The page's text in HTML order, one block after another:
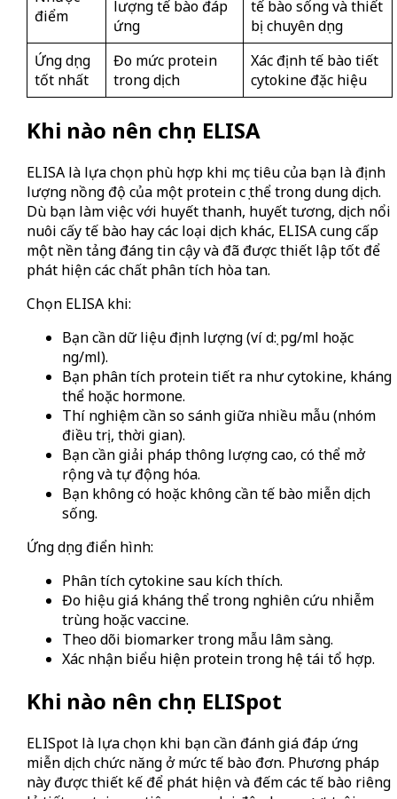
điểm
lượng tế bào đáp
ứng
tế bào sống và thiết
bị chuyên dụng
Ứng dụng
tốt nhất
Đo mức protein
trong dịch
Xác định tế bào tiết
cytokine đặc hiệu
Khi nào nên chọn ELISA
ELISA là lựa chọn phù hợp khi mục tiêu của bạn là định
lượng nồng độ của một protein cụ thể trong dung dịch.
Dù bạn làm việc với huyết thanh, huyết tương, dịch nổi
nuôi cấy tế bào hay các loại dịch khác, ELISA cung cấp
một nền tảng đáng tin cậy và đã được thiết lập tốt để
phát hiện các chất phân tích hòa tan.
Chọn ELISA khi:
Bạn cần dữ liệu định lượng (ví dụ: pg/ml hoặc
ng/ml).
Bạn phân tích protein tiết ra như cytokine, kháng
thể hoặc hormone.
Thí nghiệm cần so sánh giữa nhiều mẫu (nhóm
điều trị, thời gian).
Bạn cần giải pháp thông lượng cao, có thể mở
rộng và tự động hóa.
Bạn không có hoặc không cần tế bào miễn dịch
sống.
Ứng dụng điển hình:
Phân tích cytokine sau kích thích.
Đo hiệu giá kháng thể trong nghiên cứu nhiễm
trùng hoặc vaccine.
Theo dõi biomarker trong mẫu lâm sàng.
Xác nhận biểu hiện protein trong hệ tái tổ hợp.
Khi nào nên chọn ELISpot
ELISpot là lựa chọn khi bạn cần đánh giá đáp ứng
miễn dịch chức năng ở mức tế bào đơn. Phương pháp
này được thiết kế để phát hiện và đếm các tế bào riêng